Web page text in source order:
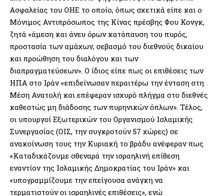
Ασφαλείας του ΟΗΕ το οποίο, όπως σχετικά είπε και ο
Μόνιμος Αντιπρόσωπος της Κίνας πρέσβης Φου Κονγκ,
ζητά «άμεση και άνευ όρων κατάπαυση του πυρός,
προστασία των αμάχων, σεβασμό του διεθνούς δικαίου
και προώθηση του διαλόγου και των
διαπραγματεύσεων». Ο ίδιος είπε πως οι επιθέσεις των
ΗΠΑ στο Ιράν «επιδείνωσαν περαιτέρω την ένταση στη
Μέση Ανατολή και επέφεραν ισχυρό πλήγμα στο διεθνές
καθεστώς μη διάδοσης των πυρηνικών όπλων». Τέλος,
οι υπουργοί Εξωτερικών του Οργανισμού Ισλαμικής
Συνεργασίας (ΟΙΣ, την συγκροτούν 57 χώρες) σε
ανακοίνωση τους την Κυριακή το βράδυ ανέφεραν πως
«Καταδικάζουμε σθεναρά την ισραηλινή επίθεση
εναντίον της Ισλαμικής Δημοκρατίας του Ιράν» και
«υπογραμμίζουμε την επείγουσα ανάγκη να
τερματιστούν οι ισραηλινές επιθέσεις», ενώ